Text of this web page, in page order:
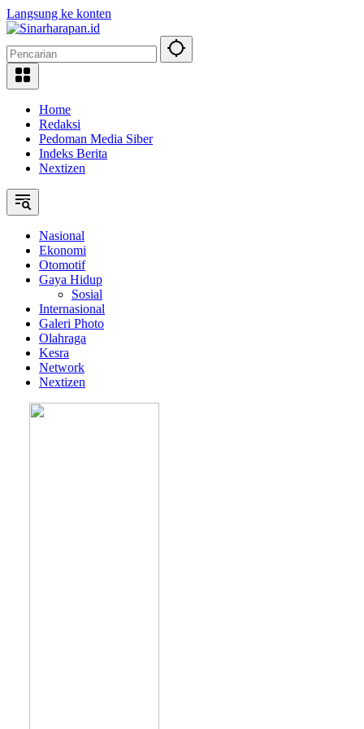
Langsung ke konten
Home
Redaksi
Pedoman Media Siber
Indeks Berita
Nextizen
Nasional
Ekonomi
Otomotif
Gaya Hidup
Sosial
Internasional
Galeri Photo
Olahraga
Kesra
Network
Nextizen